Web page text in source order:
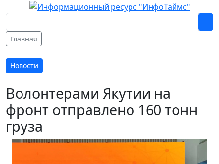
Главная
Новости
Волонтерами Якутии на
фронт отправлено 160 тонн
груза